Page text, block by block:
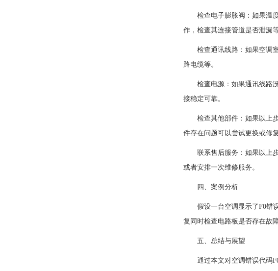
检查电子膨胀阀：如果温度
作，检查其连接管道是否泄漏
检查通讯线路：如果空调室
路电缆等。
检查电源：如果通讯线路没
接稳定可靠。
检查其他部件：如果以上步
件存在问题可以尝试更换或修
联系售后服务：如果以上步
或者安排一次维修服务。
四、案例分析
假设一台空调显示了F0错误
复同时检查电路板是否存在故
五、总结与展望
通过本文对空调错误代码F0